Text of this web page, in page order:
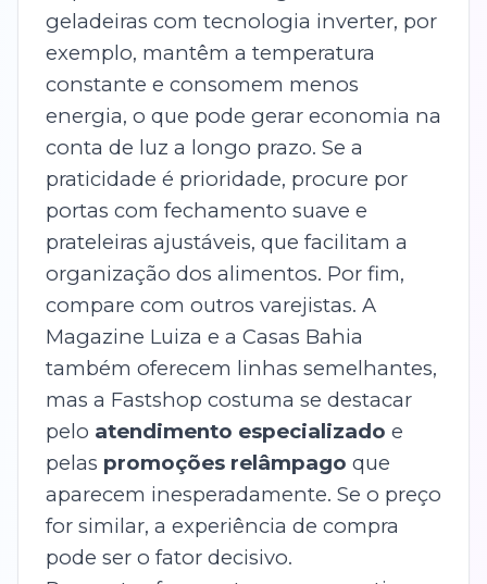
geladeiras com tecnologia inverter, por
exemplo, mantêm a temperatura
constante e consomem menos
energia, o que pode gerar economia na
conta de luz a longo prazo. Se a
praticidade é prioridade, procure por
portas com fechamento suave e
prateleiras ajustáveis, que facilitam a
organização dos alimentos. Por fim,
compare com outros varejistas. A
Magazine Luiza e a Casas Bahia
também oferecem linhas semelhantes,
mas a Fastshop costuma se destacar
pelo atendimento especializado e
pelas promoções relâmpago que
aparecem inesperadamente. Se o preço
for similar, a experiência de compra
pode ser o fator decisivo.